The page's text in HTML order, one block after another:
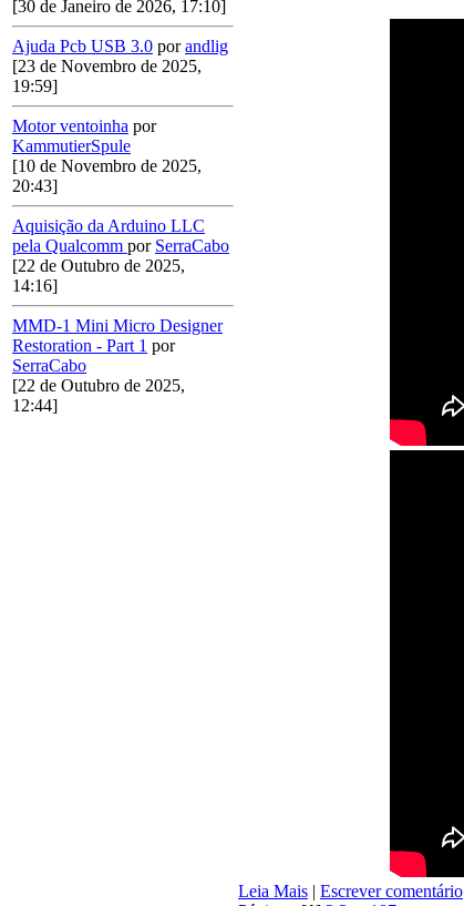
[30 de Janeiro de 2026, 17:10]
Ajuda Pcb USB 3.0 porandlig
[23 de Novembro de 2025,
19:59]
Motor ventoinha por
KammutierSpule
[10 de Novembro de 2025,
20:43]
Aquisição da Arduino LLC
pela Qualcomm por SerraCabo
[22 de Outubro de 2025,
14:16]
MMD-1 Mini Micro Designer
Restoration - Part 1 por
SerraCabo
[22 de Outubro de 2025,
12:44]
Leia Mais | Escrever comentário